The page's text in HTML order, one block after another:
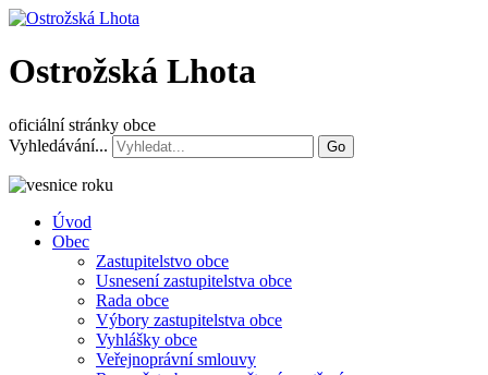
Ostrožská Lhota
oficiální stránky obce
Vyhledávání...
Go
Úvod
Obec
Zastupitelstvo obce
Usnesení zastupitelstva obce
Rada obce
Výbory zastupitelstva obce
Vyhlášky obce
Veřejnoprávní smlouvy